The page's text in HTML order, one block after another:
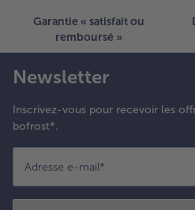
Garantie « satisfait ou
remboursé »
Newsletter
Inscrivez-vous pour recevoir les
bofrost*.
Adresse e-mail*